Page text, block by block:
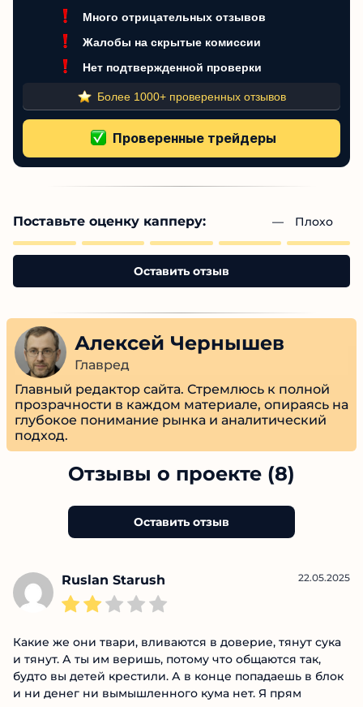
Этот трейдер не рекомендован
Низкий пользовательский рейтинг
Много отрицательных отзывов
Жалобы на скрытые комиссии
Более 1000+ проверенных отзывов
Поставьте оценку капперу:
Оставить отзыв
Алексей Чернышев
Главред
Главный редактор сайта. Стремлюсь к полной
прозрачности в каждом материале, опираясь
на глубокое понимание рынка и
аналитический подход.
Отзывы о проекте (8)
Какие же они твари, вливаются в доверие, тянут